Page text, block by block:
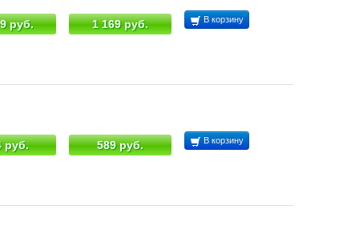
руб. 1 169 руб. В корзину
руб. 589 руб. В корзину